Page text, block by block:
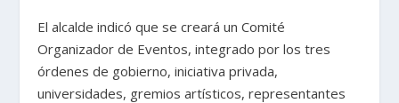
El alcalde indicó que se creará un Comité
Organizador de Eventos, integrado por los tres
órdenes de gobierno, iniciativa privada,
universidades, gremios artísticos, representantes